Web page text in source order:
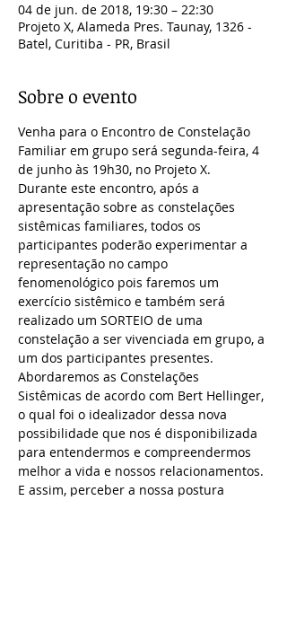
04 de jun. de 2018, 19:30 – 22:30
Projeto X, Alameda Pres. Taunay, 1326 -
Batel, Curitiba - PR, Brasil
Sobre o evento
Venha para o Encontro de Constelação
Familiar em grupo será segunda-feira, 4
de junho às 19h30, no Projeto X.
Durante este encontro, após a
apresentação sobre as constelações
sistêmicas familiares, todos os
participantes poderão experimentar a
representação no campo
fenomenológico pois faremos um
exercício sistêmico e também será
realizado um SORTEIO de uma
constelação a ser vivenciada em grupo, a
um dos participantes presentes.
Abordaremos as Constelações
Sistêmicas de acordo com Bert Hellinger,
o qual foi o idealizador dessa nova
possibilidade que nos é disponibilizada
para entendermos e compreendermos
melhor a vida e nossos relacionamentos.
E assim, perceber a nossa postura